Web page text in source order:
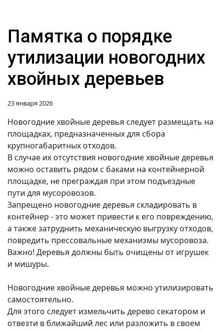
Памятка о порядке
утилизации новогодних
хвойных деревьев
23 января 2026
Новогодние хвойные деревья следует размещать на
площадках, предназначенных для сбора
крупногабаритных отходов.
В случае их отсутствия новогодние хвойные деревья
можно оставить рядом с баками на контейнерной
площадке, не преграждая при этом подъездные
пути для мусоровозов.
Запрещено новогодние деревья складировать в
контейнер - это может привести к его повреждению,
а также затруднить механическую выгрузку отходов,
повредить прессовальные механизмы мусоровоза.
Важно! Деревья должны быть очищены от игрушек
и мишуры.
Новогодние хвойные деревья можно утилизировать
самостоятельно.
Для этого следует измельчить дерево секатором и
отвезти в ближайший лес или разложить в своем